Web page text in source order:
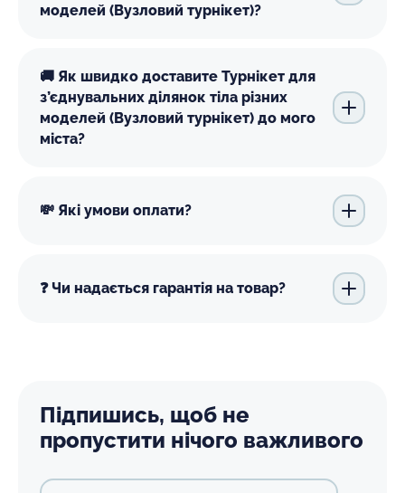
моделей (Вузловий турнікет)?
🚚 Як швидко доставите Турнікет для
з’єднувальних ділянок тіла різних
моделей (Вузловий турнікет) до мого
міста?
💸 Які умови оплати?
❓ Чи надається гарантія на товар?
Підпишись, щоб не
пропустити нічого важливого